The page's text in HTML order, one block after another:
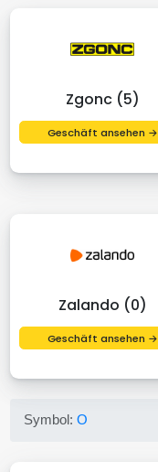
Zgonc (5)
Geschäft ansehen →
Zalando (0)
Geschäft ansehen →
Symbol:O